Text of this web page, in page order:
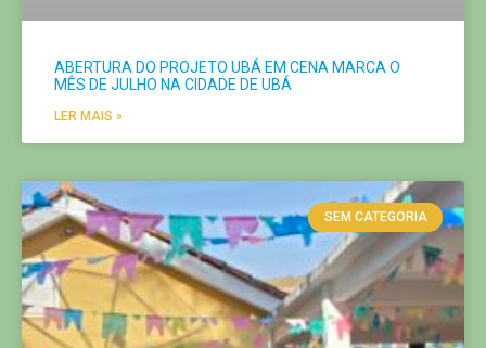
ABERTURA DO PROJETO UBÁ EM CENA MARCA O
MÊS DE JULHO NA CIDADE DE UBÁ
LER MAIS »
SEM CATEGORIA